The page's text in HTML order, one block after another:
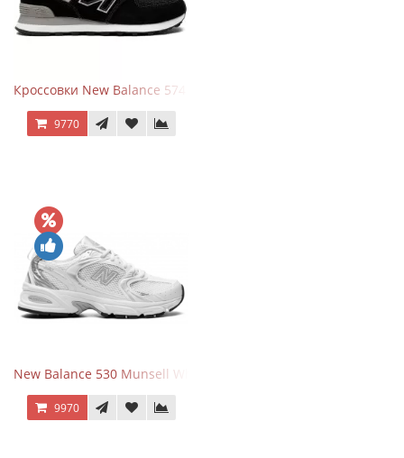
Кроссовки New Balance 574 Evergreen Black
9770
New Balance 530 Munsell White Silver
9970